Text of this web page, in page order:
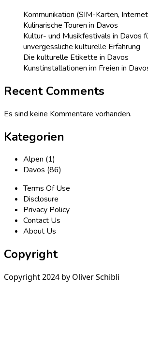
Kommunikation (SIM-Karten,
Kulinarische Touren in Davos
Kultur- und Musikfestivals in Davos
unvergessliche kulturelle Erfahrung
Die kulturelle Etikette in Davos
Kunstinstallationen im Freien in
Recent Comments
Es sind keine Kommentare vorhanden.
Kategorien
Alpen (1)
Davos (86)
Terms Of Use
Disclosure
Privacy Policy
Contact Us
About Us
Copyright
Copyright 2024 by Oliver Schibli